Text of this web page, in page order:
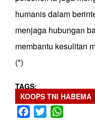
humanis dalam
menjaga hubungan
membantu kesulitan
(*)
TAGS
KOOPS TNI HABEMA
Facebook
Twitter